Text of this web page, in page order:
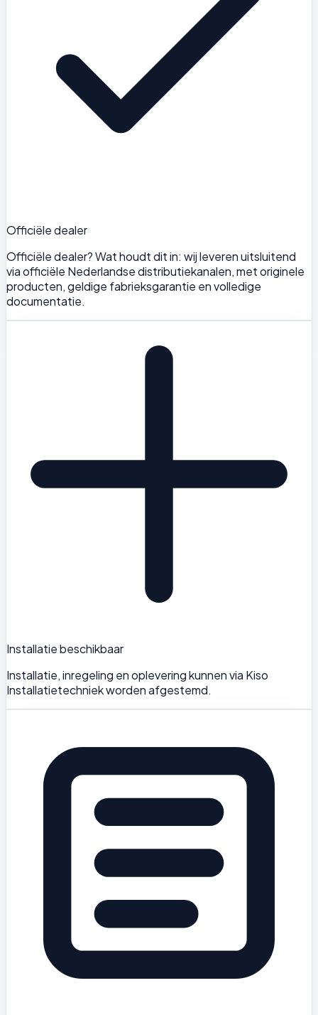
Officiële dealer
Officiële dealer? Wat houdt dit in: wij leveren uitsluitend
via officiële Nederlandse distributiekanalen, met originele
producten, geldige fabrieksgarantie en volledige
documentatie.
Installatie beschikbaar
Installatie, inregeling en oplevering kunnen via Kiso
Installatietechniek worden afgestemd.